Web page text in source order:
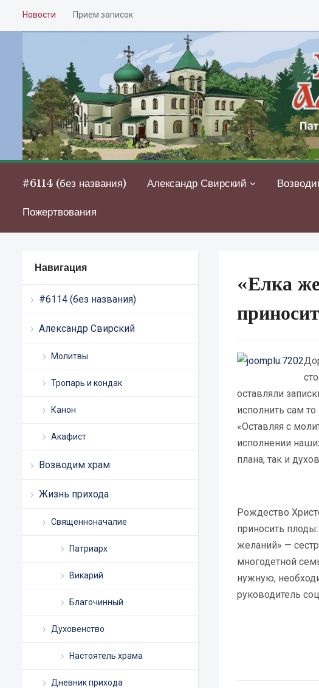
Новости Прием записок
#6114 (без названия) Александр Свирский
Пожертвования
Навигация
#6114 (без названия)
Александр Свирский
Молитвы
Тропарь и кондак
Канон
Акафист
Возводим храм
Жизнь прихода
Священноначалие
Патриарх
Викарий
Благочинный
Духовенство
Настоятель храма
Дневник прихода
«Елка
оставляли
исполнить сам
«Оставляя с
исполнении
плана, так и
Рождество
приносить
желаний» —
многодетной
нужную,
руководитель